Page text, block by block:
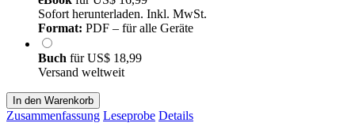
Sofort herunterladen. Inkl. MwSt.
Format: PDF – für alle Geräte
Buch fürUS$ 18,99
Versand weltweit
In den Warenkorb
Zusammenfassung Leseprobe Details